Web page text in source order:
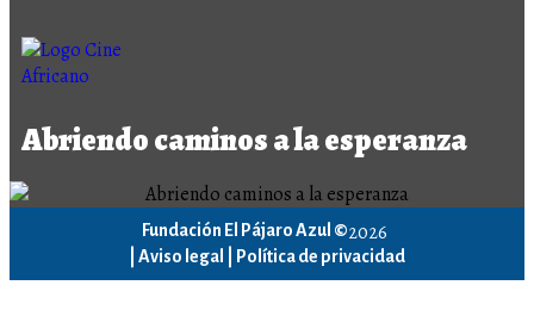
Abriendo caminos a la esperanza
Fundación El Pájaro Azul ©2026
Aviso legal | Política de privacidad